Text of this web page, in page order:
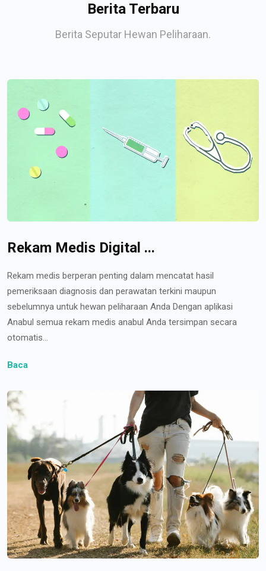
Berita Terbaru
Berita Seputar Hewan Peliharaan.
Rekam Medis Digital ...
Rekam medis berperan penting dalam mencatat hasil
pemeriksaan diagnosis dan perawatan terkini maupun
sebelumnya untuk hewan peliharaan Anda Dengan aplikasi
Anabul semua rekam medis anabul Anda tersimpan secara
otomatis...
Baca